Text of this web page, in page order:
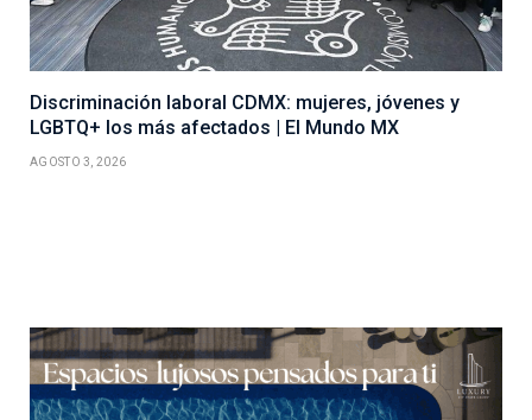
Discriminación laboral CDMX: mujeres, jóvenes y
LGBTQ+ los más afectados | El Mundo MX
AGOSTO 3, 2026